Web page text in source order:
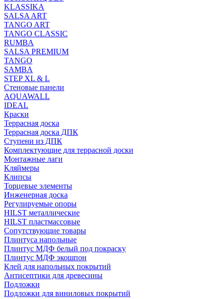
KLASSIKA
SALSA ART
TANGO ART
TANGO CLASSIC
RUMBA
SALSA PREMIUM
TANGO
SAMBA
STEP XL & L
Стеновые панели
AQUAWALL
IDEAL
Краски
Террасная доска
Террасная доска ДПК
Ступени из ДПК
Комплектующие для террасной доски
Монтажные лаги
Кляймеры
Клипсы
Торцевые элементы
Инженерная доска
Регулируемые опоры
HILST металлические
HILST пластмассовые
Сопутствующие товары
Плинтуса напольные
Плинтус МДФ белый под покраску
Плинтус МДФ экошпон
Клей для напольных покрытий
Антисептики для древесины
Подложки
Подложки для виниловых покрытий